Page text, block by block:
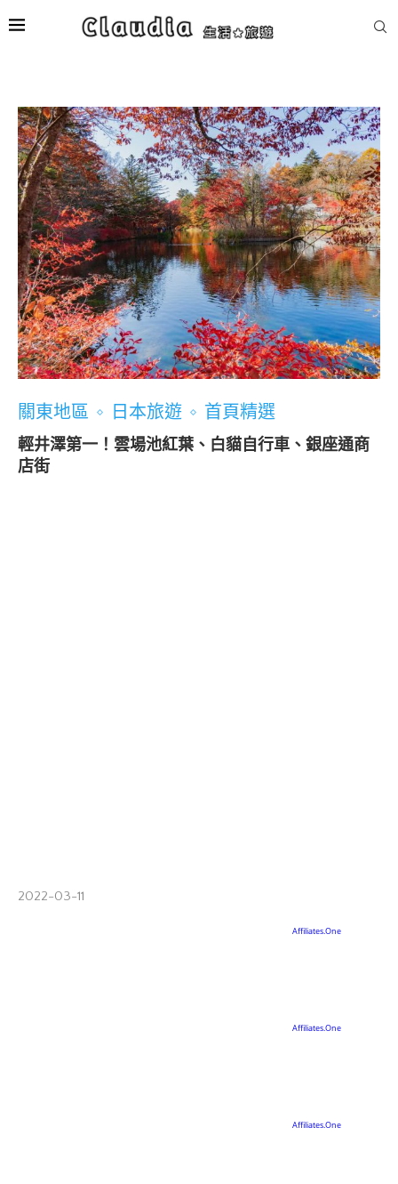
關東地區 日本旅遊 首頁精選
輕井澤第一！雲場池紅葉、白貓自行車、銀座通商
店街
2022-03-11